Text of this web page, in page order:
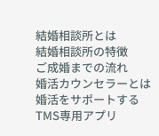
結婚相談所とは
結婚相談所の特徴
ご成婚までの流れ
婚活カウンセラーとは
婚活をサポートする
TMS専用アプリ